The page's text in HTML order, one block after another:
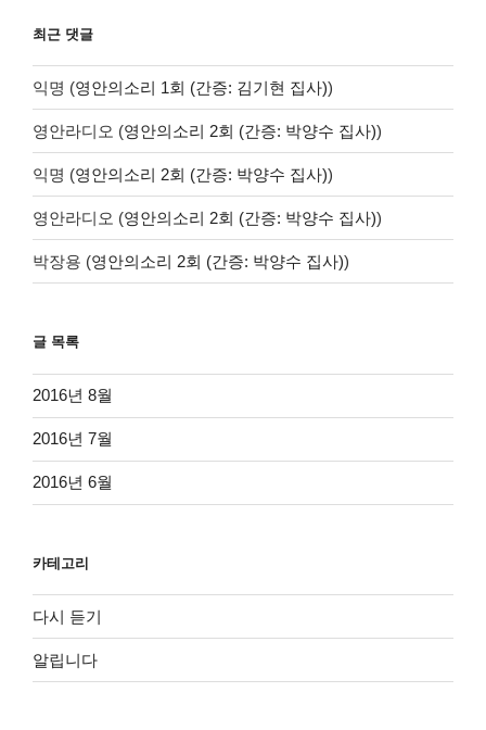
최근 댓글
익명 (영안의소리 1회 (간증: 김기현 집사))
영안라디오 (영안의소리 2회 (간증: 박양수 집사))
익명 (영안의소리 2회 (간증: 박양수 집사))
영안라디오 (영안의소리 2회 (간증: 박양수 집사))
박장용 (영안의소리 2회 (간증: 박양수 집사))
글 목록
2016년 8월
2016년 7월
2016년 6월
카테고리
다시 듣기
알립니다